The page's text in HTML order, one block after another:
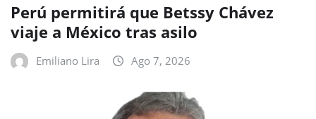
Perú permitirá que Betssy Chávez
viaje a México tras asilo
Emiliano Lira Ago 7, 2026